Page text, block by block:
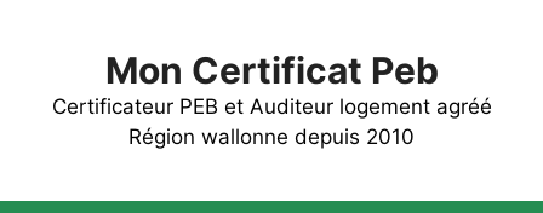
Mon Certificat Peb
Certificateur PEB et Auditeur logement agréé
Région wallonne depuis 2010